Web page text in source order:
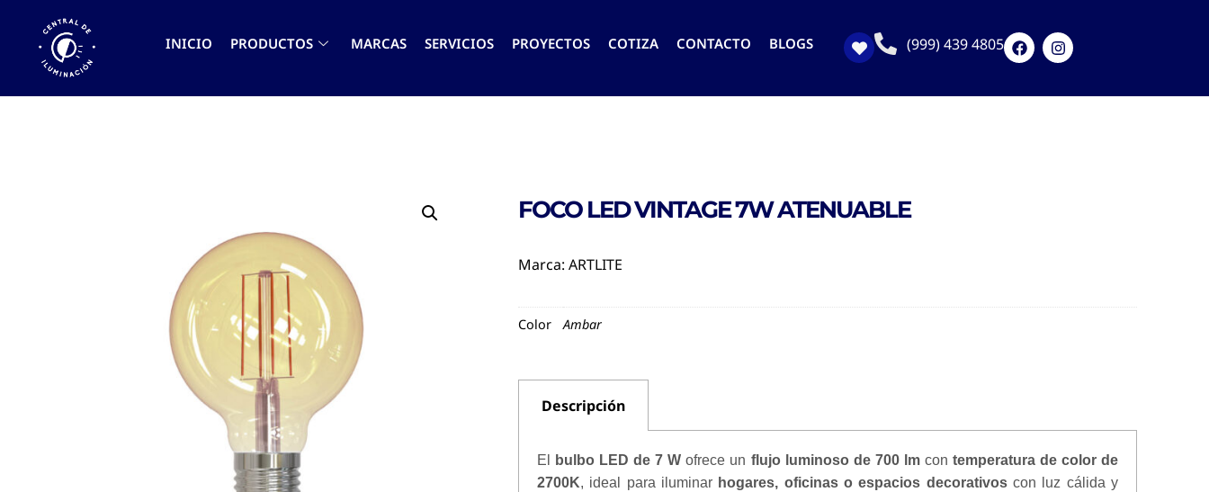
INICIO PRODUCTOS MARCAS SERVICIOS PROYECTOS COTIZA CONTACTO BLOGS (999) 439 4805
FOCO LED VINTAGE 7W ATENUABLE
Marca: ARTLITE
Color Ambar
Descripción
El bulbo LED de 7 W ofrece un flujo luminoso de 700 lmcon temperatura de color de
2700K, ideal para iluminar hogares, oficinas o espacios decorativoscon luz cálida y